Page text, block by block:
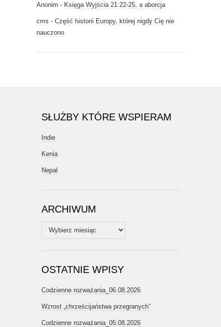
Anonim - Księga Wyjścia 21:22-25, a aborcja
cms - Część historii Europy, której nigdy Cię nie
nauczono
SŁUŻBY KTÓRE WSPIERAM
Indie
Kenia
Nepal
ARCHIWUM
Archiwum
OSTATNIE WPISY
Codzienne rozważania_06.08.2026
Wzrost „chrześcijaństwa przegranych”
Codzienne rozważania_05.08.2026